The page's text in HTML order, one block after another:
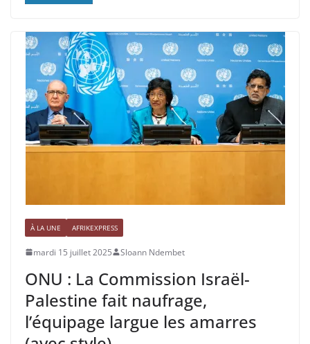
À LA UNE AFRIKEXPRESS
mardi 15 juillet 2025 Sloann Ndembet
ONU : La Commission Israël-
Palestine fait naufrage,
l’équipage largue les amarres